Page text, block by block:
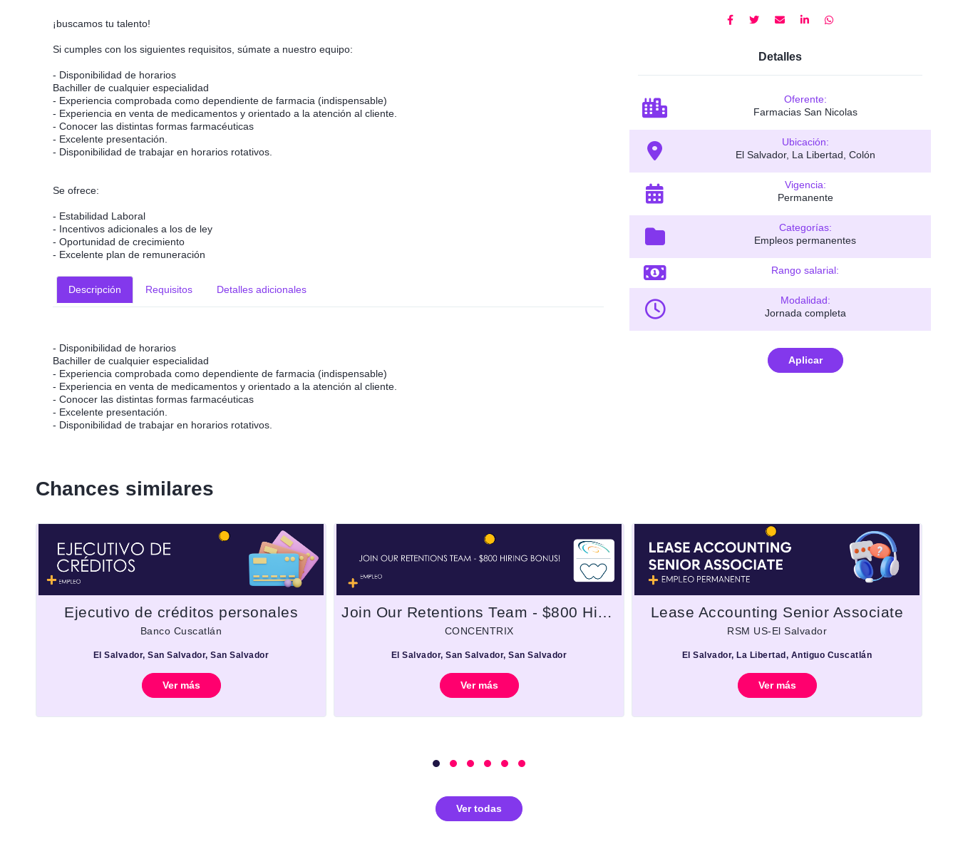
¡buscamos tu talento!
Si cumples con los siguientes requisitos, súmate a nuestro equipo:
- Disponibilidad de horarios
Bachiller de cualquier especialidad
- Experiencia comprobada como dependiente de farmacia (indispensable)
- Experiencia en venta de medicamentos y orientado a la atención al cliente.
- Conocer las distintas formas farmacéuticas
- Excelente presentación.
- Disponibilidad de trabajar en horarios rotativos.
Se ofrece:
- Estabilidad Laboral
- Incentivos adicionales a los de ley
- Oportunidad de crecimiento
- Excelente plan de remuneración
Descripción Requisitos Detalles adicionales
- Disponibilidad de horarios
Bachiller de cualquier especialidad
- Experiencia comprobada como dependiente de farmacia (indispensable)
- Experiencia en venta de medicamentos y orientado a la atención al cliente.
- Conocer las distintas formas farmacéuticas
- Excelente presentación.
- Disponibilidad de trabajar en horarios rotativos.
Detalles
Oferente:
Farmacias San Nicolas
Ubicación:
El Salvador, La Libertad, Colón
Vigencia:
Permanente
Categorías:
Empleos permanentes
Rango salarial:
Modalidad:
Jornada completa
Aplicar
Chances similares
Ejecutivo de créditos personales
Banco Cuscatlán
El Salvador, San Salvador, San Salvador
Ver más
Join Our Retentions Team - $800 Hiring Bonus!
CONCENTRIX
El Salvador, San Salvador, San Salvador
Ver más
Lease Accounting Senior Associate
RSM US-El Salvador
El Salvador, La Libertad, Antiguo Cuscatlán
Ver más
Ver todas